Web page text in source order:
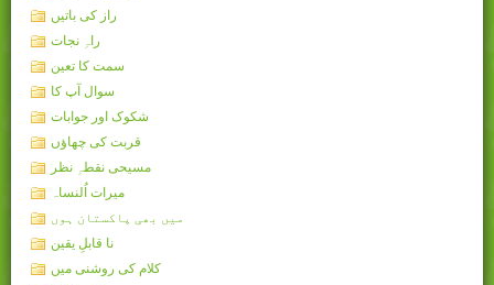
راز کی باتیں
راہِ نجات
سمت کا تعین
سوال آپ کا
شکوک اور جوابات
قربت کی چھاؤں
مسیحی نقطہِ نظر
میرات اُلنساہ
میں بھی پاکستان ہوں
نا قابلِ یقین
کلام کی روشنی میں